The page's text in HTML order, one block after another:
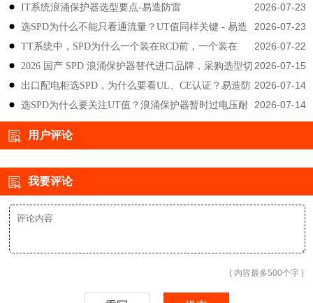
雷
2026-07-23
IT系统浪涌保护器选型要点-易造防雷
2026-07-23
选SPD为什么不能只看通流量？UT值同样关键 - 易造
防雷
2026-07-22
TT系统中，SPD为什么一个装在RCD前，一个装在
后？-易造防雷
2026-07-15
2026 国产 SPD 浪涌保护器替代进口品牌，采购选型切
勿只对比价格-易造防雷
2026-07-14
出口配电柜选SPD，为什么要看UL、CE认证？易造防
雷技术解答
2026-07-14
选SPD为什么要关注UT值？浪涌保护器暂时过电压耐
受能力说明-易造防雷
用户评论
我要评论
( 内容最多500个字 )